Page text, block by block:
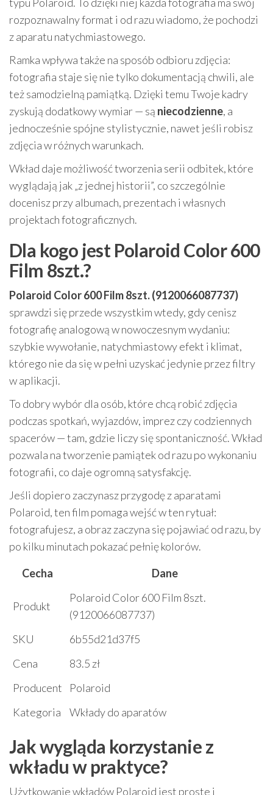
rozpoznawalny format i od razu wiadomo, że pochodzi
z aparatu natychmiastowego.
Ramka wpływa także na sposób odbioru zdjęcia:
fotografia staje się nie tylko dokumentacją chwili, ale
też samodzielną pamiątką. Dzięki temu Twoje kadry
zyskują dodatkowy wymiar — są niecodzienne, a
jednocześnie spójne stylistycznie, nawet jeśli robisz
zdjęcia w różnych warunkach.
Wkład daje możliwość tworzenia serii odbitek, które
wyglądają jak „z jednej historii”, co szczególnie
docenisz przy albumach, prezentach i własnych
projektach fotograficznych.
Dla kogo jest Polaroid Color 600
Film 8szt.?
Polaroid Color 600 Film 8szt. (9120066087737)
sprawdzi się przede wszystkim wtedy, gdy cenisz
fotografię analogową w nowoczesnym wydaniu:
szybkie wywołanie, natychmiastowy efekt i klimat,
którego nie da się w pełni uzyskać jedynie przez filtry
w aplikacji.
To dobry wybór dla osób, które chcą robić zdjęcia
podczas spotkań, wyjazdów, imprez czy codziennych
spacerów — tam, gdzie liczy się spontaniczność. Wkład
pozwala na tworzenie pamiątek od razu po wykonaniu
fotografii, co daje ogromną satysfakcję.
Jeśli dopiero zaczynasz przygodę z aparatami
Polaroid, ten film pomaga wejść w ten rytuał:
fotografujesz, a obraz zaczyna się pojawiać od razu, by
po kilku minutach pokazać pełnię kolorów.
Cecha
Dane
Produkt
Polaroid Color 600 Film 8szt.
(9120066087737)
SKU
6b55d21d37f5
Cena
83.5 zł
Producent
Polaroid
Kategoria
Wkłady do aparatów
Jak wygląda korzystanie z
wkładu w praktyce?
Użytkowanie wkładów Polaroid jest proste i